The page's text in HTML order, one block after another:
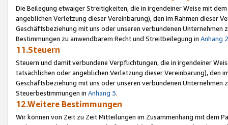
Die Beilegung etwaiger Streitigkeiten, die in irgendeiner Weise mit
angeblichen Verletzung dieser Vereinbarung), den im Rahmen dieser
Geschäftsbeziehung mit uns oder unseren verbundenen
Bestimmungen zu anwendbarem Recht und Streitbeilegung in Anhang 2
11.Steuern
Steuern und damit verbundene Verpflichtungen, die in irgendeiner
tatsächlichen oder angeblichen Verletzung dieser Vereinbarung), den
Geschäftsbeziehung mit uns oder unseren verbundenen
Steuerbestimmungen in Anhang 3.
12.Weitere Bestimmungen
Wir können von Zeit zu Zeit Mitteilungen im Zusammenhang mit dem